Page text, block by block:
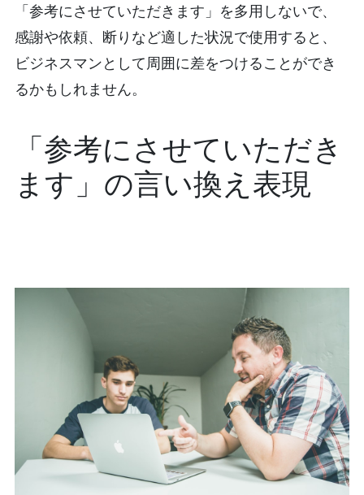
「参考にさせていただきます」を多用しないで、
感謝や依頼、断りなど適した状況で使用すると、
ビジネスマンとして周囲に差をつけることができ
るかもしれません。
「参考にさせていただき
ます」の言い換え表現